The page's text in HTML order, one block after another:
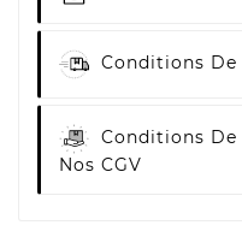
Conditions De
Conditions
Nos CGV